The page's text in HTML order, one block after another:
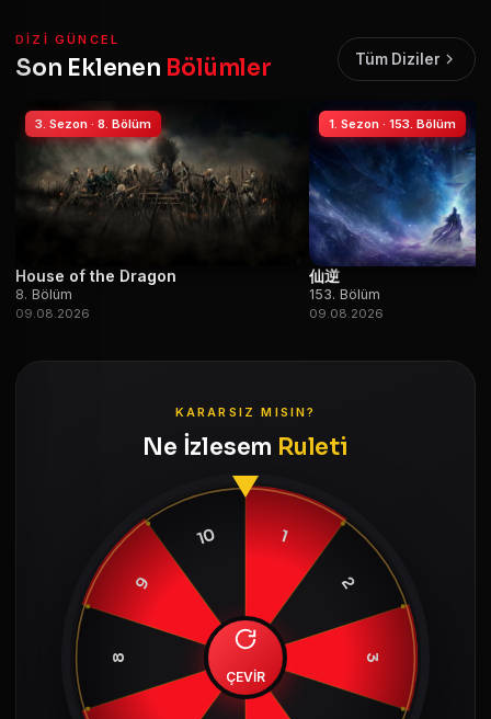
DIZI GÜNCEL
Son Eklenen Bölümler Tüm Diziler
3. Sezon · 8. Bölüm
House of the Dragon
8. Bölüm
09.08.2026
1. Sezon · 153. Bölüm
仙逆
153. Bölüm
09.08.2026
KARARSIZ MISIN?
Ne İzlesem Ruleti
1
2
3
8
9
10
ÇEVİR